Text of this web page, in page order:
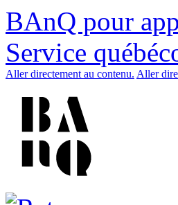
BAnQ pour
Service
Aller directement au contenu. Aller